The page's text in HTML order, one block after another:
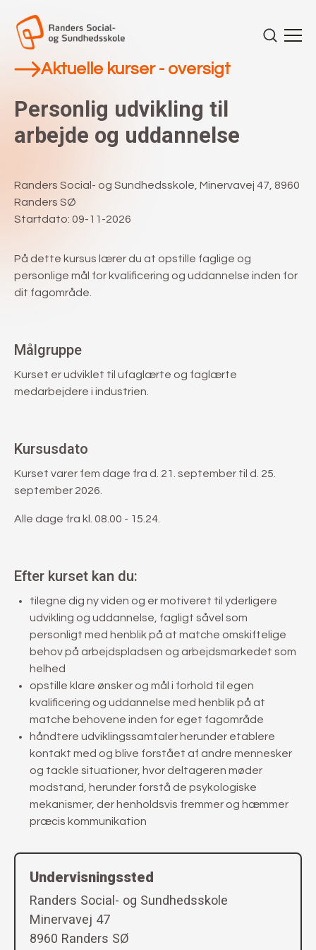
Aktuelle kurser - oversigt
Personlig udvikling til
arbejde og uddannelse
Randers Social- og Sundhedsskole, Minervavej 47, 8960
Randers SØ
Startdato: 09-11-2026
På dette kursus lærer du at opstille faglige og
personlige mål for kvalificering og uddannelse inden for
dit fagområde.
Målgruppe
Kurset er udviklet til ufaglærte og faglærte
medarbejdere i industrien.
Kursusdato
Kurset varer fem dage fra d. 21. september til d. 25.
september 2026.
Alle dage fra kl. 08.00 - 15.24.
Efter kurset kan du:
tilegne dig ny viden og er motiveret til yderligere
udvikling og uddannelse, fagligt såvel som
personligt med henblik på at matche omskiftelige
behov på arbejdspladsen og arbejdsmarkedet som
helhed
opstille klare ønsker og mål i forhold til egen
kvalificering og uddannelse med henblik på at
matche behovene inden for eget fagområde
håndtere udviklingssamtaler herunder etablere
kontakt med og blive forstået af andre mennesker
og tackle situationer, hvor deltageren møder
modstand, herunder forstå de psykologiske
mekanismer, der henholdsvis fremmer og hæmmer
præcis kommunikation
Undervisningssted
Randers Social- og Sundhedsskole
Minervavej 47
8960 Randers SØ